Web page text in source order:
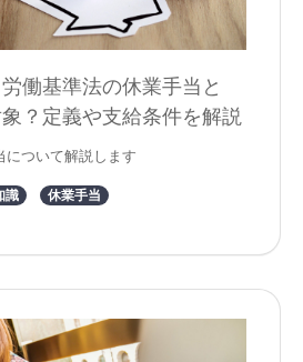
労働基準法の休業手当と
？定義や支給条件を解説
について解説します
識 休業手当